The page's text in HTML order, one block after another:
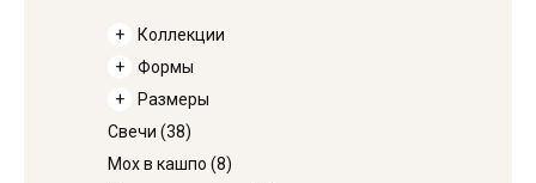
Коллекции
Формы
Размеры
Свечи (38)
Мох в кашпо (8)